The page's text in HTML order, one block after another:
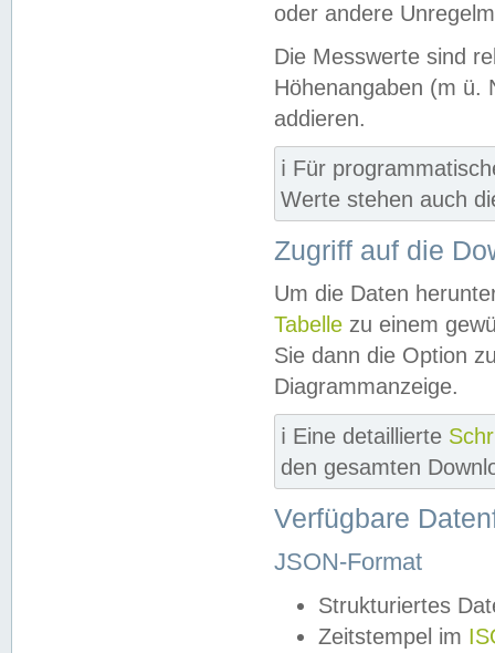
oder andere
Die Messwerte sind
Höhenangaben (m ü.
addieren.
ℹ️ Für
Werte stehen auch
Zugriff auf die
Um die Daten
Tabelle zu einem
Sie dann die Option
Diagrammanzeige.
ℹ️ Eine detaillierte
den gesamten
Verfügbare
JSON-Format
Strukturiertes
Zeitstempel im